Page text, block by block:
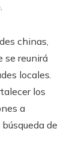
chinas,
se reunirá
locales.
los
a
de